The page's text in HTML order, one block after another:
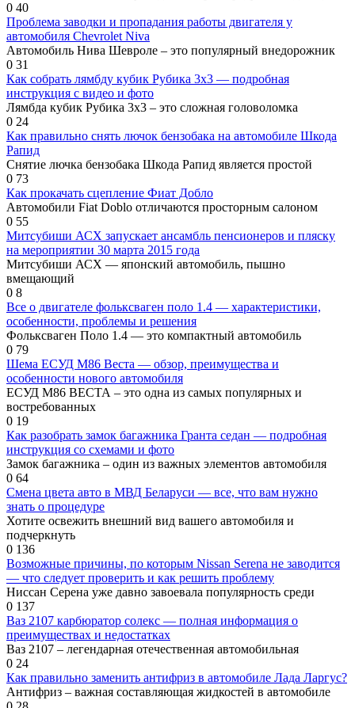
0 40
Проблема заводки и пропадания работы двигателя у
автомобиля Chevrolet Niva
Автомобиль Нива Шевроле – это популярный внедорожник
0 31
Как собрать лямбду кубик Рубика 3х3 — подробная
инструкция с видео и фото
Лямбда кубик Рубика 3х3 – это сложная головоломка
0 24
Как правильно снять лючок бензобака на автомобиле Шкода
Рапид
Снятие лючка бензобака Шкода Рапид является простой
0 73
Как прокачать сцепление Фиат Добло
Автомобили Fiat Doblo отличаются просторным салоном
0 55
Митсубиши АСХ запускает ансамбль пенсионеров и пляску
на мероприятии 30 марта 2015 года
Митсубиши АСХ — японский автомобиль, пышно
вмещающий
0 8
Все о двигателе фольксваген поло 1.4 — характеристики,
особенности, проблемы и решения
Фольксваген Поло 1.4 — это компактный автомобиль
0 79
Шема ЕСУД М86 Веста — обзор, преимущества и
особенности нового автомобиля
ЕСУД М86 ВЕСТА – это одна из самых популярных и
востребованных
0 19
Как разобрать замок багажника Гранта седан — подробная
инструкция со схемами и фото
Замок багажника – один из важных элементов автомобиля
0 64
Смена цвета авто в МВД Беларуси — все, что вам нужно
знать о процедуре
Хотите освежить внешний вид вашего автомобиля и
подчеркнуть
0 136
Возможные причины, по которым Nissan Serena не заводится
— что следует проверить и как решить проблему
Ниссан Серена уже давно завоевала популярность среди
0 137
Ваз 2107 карбюратор солекс — полная информация о
преимуществах и недостатках
Ваз 2107 – легендарная отечественная автомобильная
0 24
Как правильно заменить антифриз в автомобиле Лада Ларгус?
Антифриз – важная составляющая жидкостей в автомобиле